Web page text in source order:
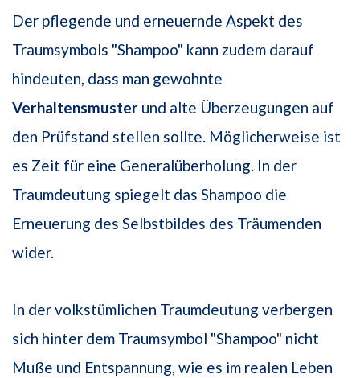
Der pflegende und erneuernde Aspekt des
Traumsymbols "Shampoo" kann zudem darauf
hindeuten, dass man gewohnte
Verhaltensmuster und alte Überzeugungen auf
den Prüfstand stellen sollte. Möglicherweise ist
es Zeit für eine Generalüberholung. In der
Traumdeutung spiegelt das Shampoo die
Erneuerung des Selbstbildes des Träumenden
wider.
In der volkstümlichen Traumdeutung verbergen
sich hinter dem Traumsymbol "Shampoo" nicht
Muße und Entspannung, wie es im realen Leben